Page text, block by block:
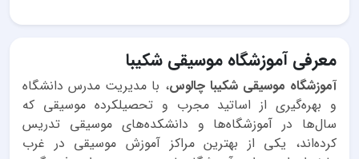
معرفی آموزشگاه موسیقی شکیبا
آموزشگاه موسیقی شکیبا چالوس، با مدیریت مدرس دانشگاه
و بهره‌گیری از اساتید مجرب و تحصیلکرده موسیقی که
سال‌ها در آموزشگاه‌ها و دانشکده‌های موسیقی تدریس
کرده‌اند، یکی از بهترین مراکز آموزش موسیقی در غرب